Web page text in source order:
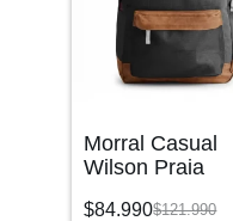
Morral Casual
Wilson Praia
$121.990
$84.990